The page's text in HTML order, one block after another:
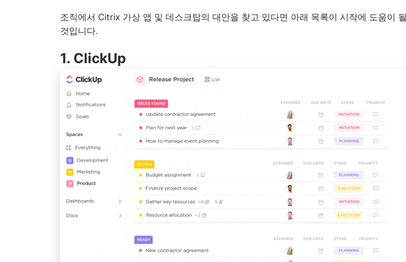
조직에서 Citrix 가상 앱 및 데스크탑의 대안을 찾고 있다면 아래 목록이 시작에 도움이 될
것입니다.
1. ClickUp